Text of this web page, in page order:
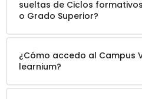
sueltas de Ciclos
o Grado Superior?
¿Cómo accedo al Campus
learnium?